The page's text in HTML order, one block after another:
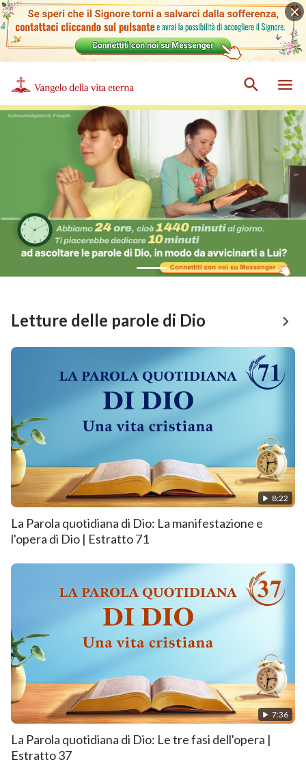
Letture delle parole di Dio
8:22
La Parola quotidiana di Dio: La manifestazione e
l'opera di Dio | Estratto 71
7:36
La Parola quotidiana di Dio: Le tre fasi dell'opera |
Estratto 37